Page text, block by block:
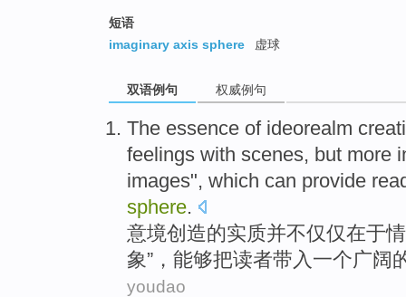
短语
imaginary axis sphere
虚球
双语例句 权威例句
The essence of ideorealm
feelings with scenes, but more
images", which can provide
sphere.
意境创造的实质并不仅仅在于
象”， 能够把读者带入 一个广阔
youdao